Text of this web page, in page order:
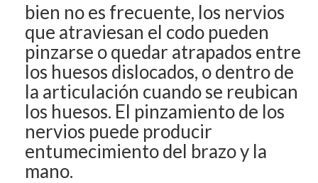
bien no es frecuente, los nervios
que atraviesan el codo pueden
pinzarse o quedar atrapados entre
los huesos dislocados, o dentro de
la articulación cuando se reubican
los huesos. El pinzamiento de los
nervios puede producir
entumecimiento del brazo y la
mano.